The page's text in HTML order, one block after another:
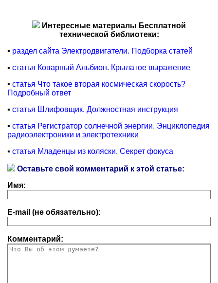
Интересные материалы Бесплатной
технической библиотеки:
▪ раздел сайта Электродвигатели. Подборка статей
▪ статья Коварный Альбион. Крылатое выражение
▪ статья Что такое вторая космическая скорость?
Подробный ответ
▪ статья Шлифовщик. Должностная инструкция
▪ статья Регистратор солнечной энергии. Энциклопедия
радиоэлектроники и электротехники
▪ статья Младенцы из коляски. Секрет фокуса
Оставьте свой комментарий к этой статье:
Имя:
E-mail (не обязательно):
Комментарий: